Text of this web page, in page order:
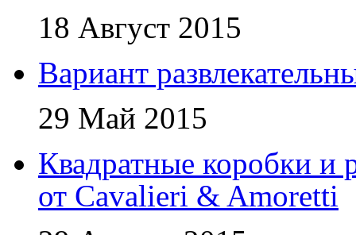
18 Август 2015
Вариант
29 Май 2015
Квадратные коробки и
от Cavalieri & Amoretti